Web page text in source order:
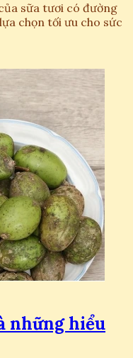
sữa tươi có đường
chọn tối ưu cho sức
những hiểu